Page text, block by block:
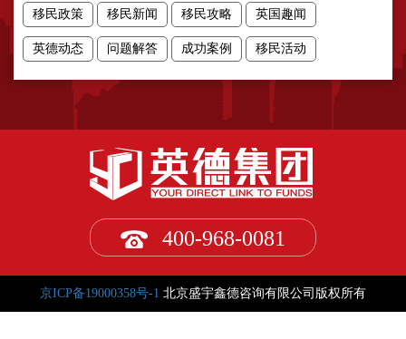
移民政策 移民新闻 移民攻略 英国趣闻
英德动态 问题解答 成功案例 移民活动
400-968-0081
京ICP备19000358号-1 北京盛宇鑫德咨询有限公司版权所有